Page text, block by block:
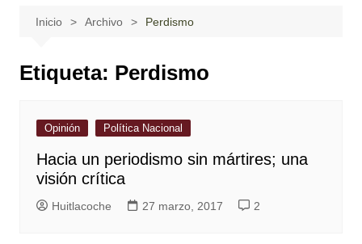
Inicio Archivo Perdismo
Etiqueta: Perdismo
Opinión Política Nacional
Hacia un periodismo sin mártires; una
visión crítica
Huitlacoche 27 marzo, 2017 2